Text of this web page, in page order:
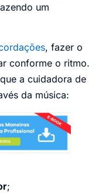
um
, fazer o
conforme o ritmo.
a cuidadora de
da música:
;